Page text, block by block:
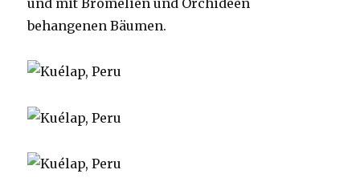
behangenen Bäumen.